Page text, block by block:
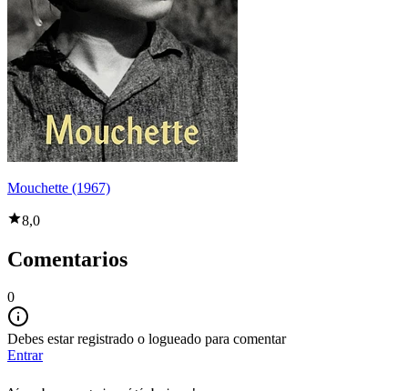
Mouchette (1967)
8,0
Comentarios
0
Debes estar registrado o logueado para comentar
Entrar